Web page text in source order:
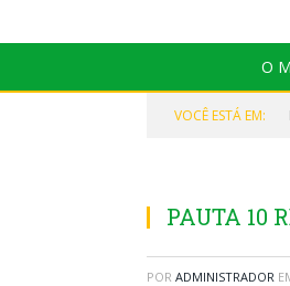
O
VOCÊ ESTÁ EM:
PAUTA 10
POR ADMINISTRADOR